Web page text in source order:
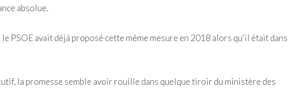
absolue.
PSOE avait déjà proposé cette même mesure en 2018 alors qu'il était dans
la promesse semble avoir rouille dans quelque tiroir du ministère des